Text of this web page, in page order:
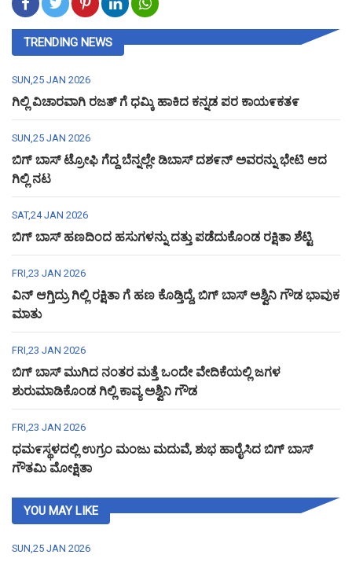
TRENDING NEWS
SUN,25 JAN 2026
ಗಿಲ್ಲಿ ವಿಚಾರವಾಗಿ ರಜತ್ ಗೆ ಧಮ್ಕಿ ಹಾಕಿದ ಕನ್ನಡ ಪರ ಕಾಯ೯ಕತ೯
SUN,25 JAN 2026
ಬಿಗ್ ಬಾಸ್ ಟ್ರೋಫಿ ಗೆದ್ದ ಬೆನ್ನಲ್ಲೇ ಡಿಬಾಸ್ ದಶ೯ನ್ ಅವರನ್ನು ಭೇಟಿ ಆದ
ಗಿಲ್ಲಿ ನಟ
SAT,24 JAN 2026
ಬಿಗ್ ಬಾಸ್ ಹಣದಿಂದ ಹಸುಗಳನ್ನು ದತ್ತು ಪಡೆದುಕೊಂಡ ರಕ್ಷಿತಾ ಶೆಟ್ಟಿ
FRI,23 JAN 2026
ವಿನ್ ಆಗ್ತಿದ್ರು ಗಿಲ್ಲಿ ರಕ್ಷಿತಾ ಗೆ ಹಣ ಕೊಡ್ತಿದ್ದೆ, ಬಿಗ್ ಬಾಸ್ ಅಶ್ವಿನಿ ಗೌಡ ಭಾವುಕ
ಮಾತು
FRI,23 JAN 2026
ಬಿಗ್ ಬಾಸ್ ಮುಗಿದ ನಂತರ ಮತ್ತೆ ಒಂದೇ ವೇದಿಕೆಯಲ್ಲಿ ಜಗಳ
ಶುರುಮಾಡಿಕೊಂಡ ಗಿಲ್ಲಿ ಕಾವ್ಯ ಅಶ್ವಿನಿ ಗೌಡ
FRI,23 JAN 2026
ಧಮ೯ಸ್ಥಳದಲ್ಲಿ ಉಗ್ರಂ ಮಂಜು ಮದುವೆ, ಶುಭ ಹಾರೈಸಿದ ಬಿಗ್ ಬಾಸ್
ಗೌತಮಿ ಮೋಕ್ಷಿತಾ
YOU MAY LIKE
SUN,25 JAN 2026